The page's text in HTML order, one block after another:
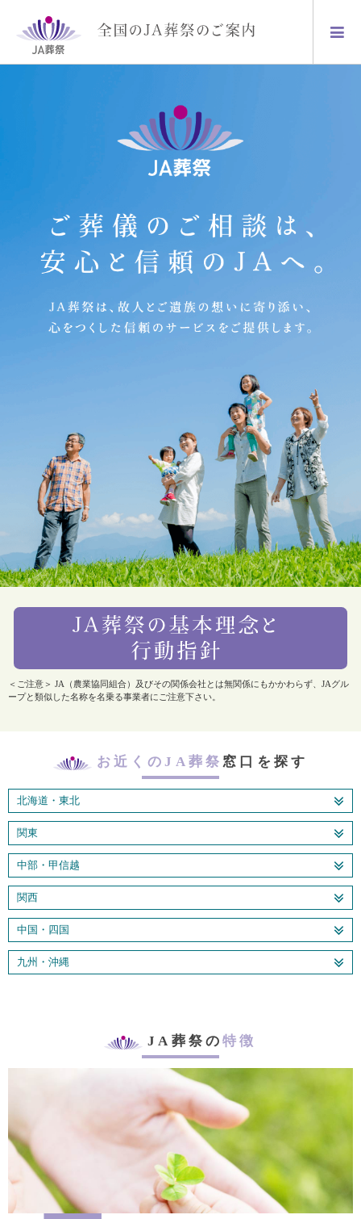
＜ご注意＞ JA（農業協同組合）及びその関係会社とは無関係にもかかわらず、JAグル
ープと類似した名称を名乗る事業者にご注意下さい。
お近くのJA葬祭 窓口を探す
北海道・東北
関東
中部・甲信越
関西
中国・四国
九州・沖縄
JA葬祭の特徴